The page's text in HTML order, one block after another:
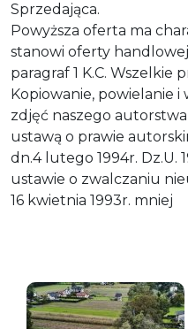
Sprzedająca.
Powyższa oferta ma
stanowi oferty
paragraf 1 K.C. Wszelkie
Kopiowanie, powielanie
zdjęć naszego
ustawą o prawie
dn.4 lutego 1994r. Dz.U.
ustawie o zwalczaniu
16 kwietnia 1993r. mniej